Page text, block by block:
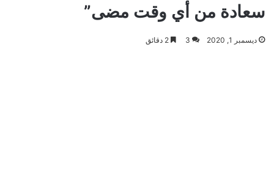
سعادة من أي وقت مضى”
ديسمبر 1, 2020 3